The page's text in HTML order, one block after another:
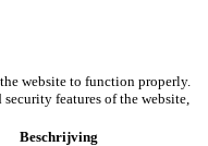
website to function properly.
features of the website,
Beschrijving